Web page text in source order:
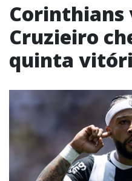
Corinthians
Cruzieiro
quinta